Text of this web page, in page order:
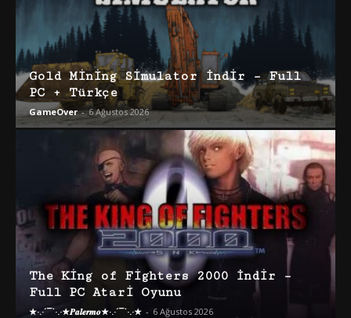
Gold Mining Simulator İndir – Full
PC + Türkçe
GameOver - 6 Ağustos 2026
The King of Fighters 2000 İndir –
Full PC Atari Oyunu
★·.·´¯`·.·★𝑷𝒂𝒍𝒆𝒓𝒎𝒐★·.·´¯`·.·★ - 6 Ağustos 2026